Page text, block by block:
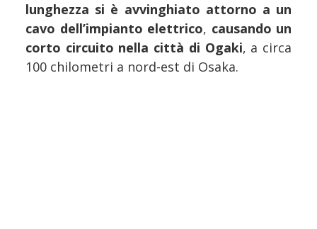
lunghezza si è avvinghiato attorno a un
cavo dell’impianto elettrico, causando un
corto circuito nella città di Ogaki, a circa
100 chilometri a nord-est di Osaka.